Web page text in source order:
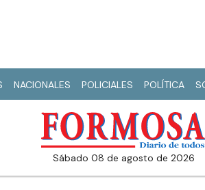
NACIONALES POLICIALES POLÍTICA
sábado 08 de agosto de 2026